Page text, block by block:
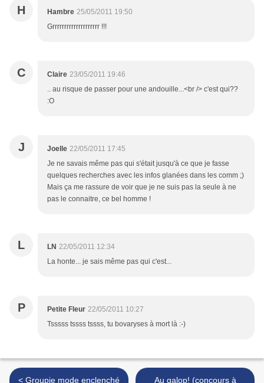
H Hambre 25/05/2011 19:50
Grrrrrrrrrrrrrrrrrrrr !!!
C Claire 23/05/2011 19:46
.. au risque de passer pour une andouille...<br /> c'est qui??
:O
J Joelle 22/05/2011 17:45
Je ne savais même pas qui s'était jusqu'à ce que je fasse
quelques recherches avec les infos glanées dans les comm ;)
Mais ça me rassure de voir que je ne suis pas la seule à ne
pas le connaitre, ce bel homme !
L LN 22/05/2011 12:34
La honte... je sais même pas qui c'est...
P Petite Fleur 22/05/2011 10:27
Tsssss tssss tssss, tu bovaryses à mort là :-)
< Groupie mode enclenché
Au galop! (concours à